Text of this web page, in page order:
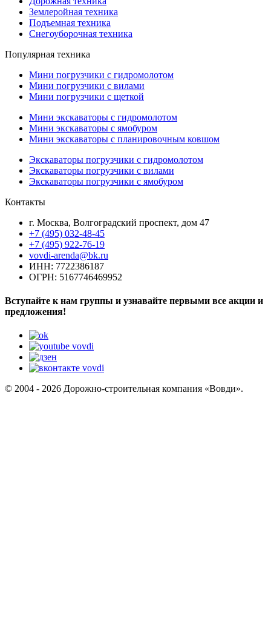
Землеройная техника
Подъемная техника
Снегоуборочная техника
Популярная техника
Мини погрузчики с гидромолотом
Мини погрузчики с вилами
Мини погрузчики с щеткой
Мини экскаваторы с гидромолотом
Мини экскаваторы с ямобуром
Мини экскаваторы с планировочным ковшом
Экскаваторы погрузчики с гидромолотом
Экскаваторы погрузчики с вилами
Экскаваторы погрузчики с ямобуром
Контакты
г. Москва, Волгоградский проспект, дом 47
+7 (495) 032-48-45
+7 (495) 922-76-19
vovdi-arenda@bk.ru
ИНН: 7722386187
ОГРН: 5167746469952
Вступайте к нам группы и узнавайте первыми все акции и
предложения!
© 2004 - 2026 Дорожно-строительная компания «Вовди».